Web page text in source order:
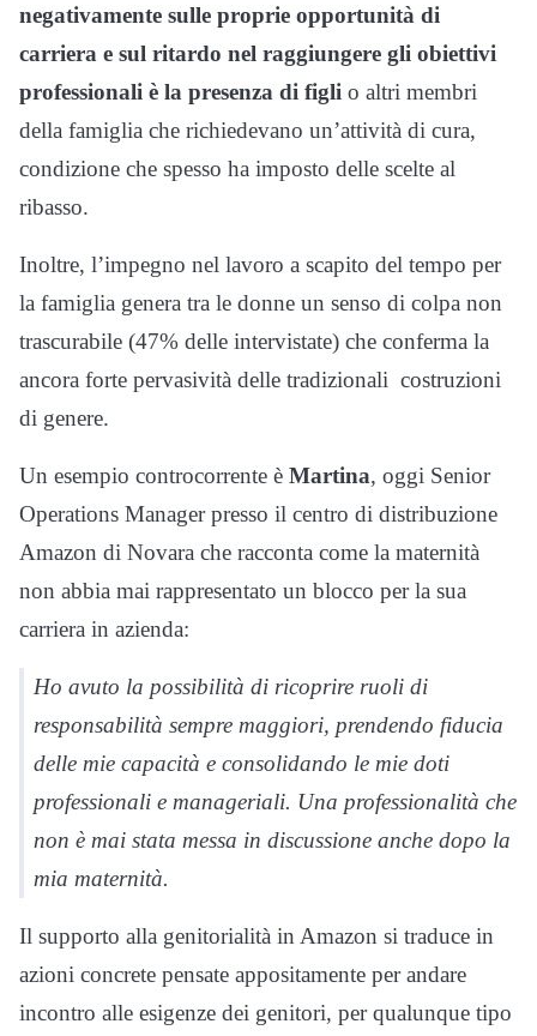
negativamente sulle proprie opportunità di
carriera e sul ritardo nel raggiungere gli obiettivi
professionali è la presenza di figli o altri membri
della famiglia che richiedevano un’attività di cura,
condizione che spesso ha imposto delle scelte al
ribasso.
Inoltre, l’impegno nel lavoro a scapito del tempo per
la famiglia genera tra le donne un senso di colpa non
trascurabile (47% delle intervistate) che conferma la
ancora forte pervasività delle tradizionali costruzioni
di genere.
Un esempio controcorrente è Martina, oggi Senior
Operations Manager presso il centro di distribuzione
Amazon di Novara che racconta come la maternità
non abbia mai rappresentato un blocco per la sua
carriera in azienda:
Ho avuto la possibilità di ricoprire ruoli di
responsabilità sempre maggiori, prendendo fiducia
delle mie capacità e consolidando le mie doti
professionali e manageriali. Una professionalità che
non è mai stata messa in discussione anche dopo la
mia maternità.
Il supporto alla genitorialità in Amazon si traduce in
azioni concrete pensate appositamente per andare
incontro alle esigenze dei genitori, per qualunque tipo